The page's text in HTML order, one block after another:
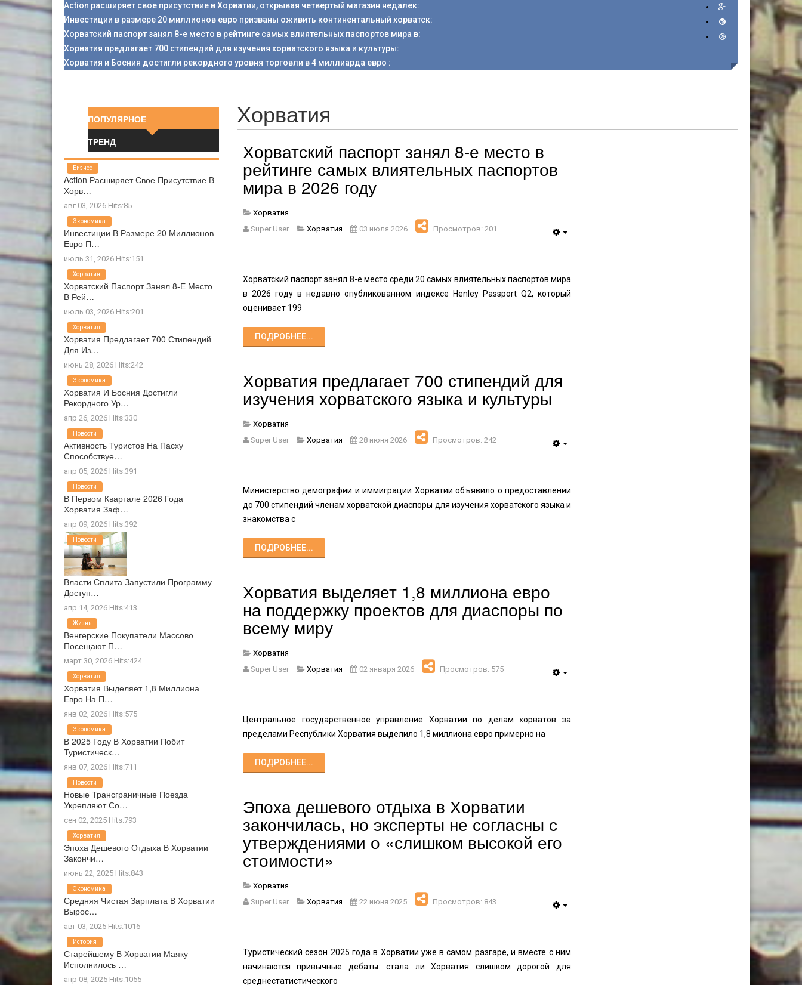
Action расширяет свое присутствие в Хорватии, открывая четвертый магазин недалек:
Инвестиции в размере 20 миллионов евро призваны оживить континентальный хорватск:
Хорватский паспорт занял 8-е место в рейтинге самых влиятельных паспортов мира в:
Хорватия предлагает 700 стипендий для изучения хорватского языка и культуры:
Хорватия и Босния достигли рекордного уровня торговли в 4 миллиарда евро :
Хорватия
Хорватский паспорт занял 8-е место в
рейтинге самых влиятельных паспортов
мира в 2026 году
Хорватия
Super User
Хорватия 03 июля 2026 Просмотров: 201
Хорватский паспорт занял 8-е место среди 20 самых влиятельных паспортов мира
в 2026 году в недавно опубликованном индексе Henley Passport Q2, который
оценивает 199
ПОДРОБНЕЕ...
Хорватия предлагает 700 стипендий для
изучения хорватского языка и культуры
Хорватия
Super User
Хорватия 28 июня 2026 Просмотров: 242
Министерство демографии и иммиграции Хорватии объявило о предоставлении
до 700 стипендий членам хорватской диаспоры для изучения хорватского языка и
знакомства с
ПОДРОБНЕЕ...
Хорватия выделяет 1,8 миллиона евро
на поддержку проектов для диаспоры по
всему миру
Хорватия
Super User
Хорватия 02 января 2026 Просмотров: 575
Центральное государственное управление Хорватии по делам хорватов за
пределами Республики Хорватия выделило 1,8 миллиона евро примерно на
ПОДРОБНЕЕ...
Эпоха дешевого отдыха в Хорватии
закончилась, но эксперты не согласны с
утверждениями о «слишком высокой его
стоимости»
Хорватия
Super User
Хорватия 22 июня 2025 Просмотров: 843
Туристический сезон 2025 года в Хорватии уже в самом разгаре, и вместе с ним
начинаются привычные дебаты: стала ли Хорватия слишком дорогой для
среднестатистического
ПОПУЛЯРНОЕ
ТРЕНД
Action Расширяет Свое Присутствие В
Хорв…
авг 03, 2026 Hits:85
Бизнес
Инвестиции В Размере 20 Миллионов
Евро П…
июль 31, 2026 Hits:151
Экономика
Хорватский Паспорт Занял 8-Е Место
В Рей…
июль 03, 2026 Hits:201
Хорватия
Хорватия Предлагает 700 Стипендий
Для Из…
июнь 28, 2026 Hits:242
Хорватия
Хорватия И Босния Достигли
Рекордного Ур…
апр 26, 2026 Hits:330
Экономика
Активность Туристов На Пасху
Способствуе…
апр 05, 2026 Hits:391
Новости
В Первом Квартале 2026 Года
Хорватия Заф…
апр 09, 2026 Hits:392
Новости
Власти Сплита Запустили Программу
Доступ…
апр 14, 2026 Hits:413
Новости
Венгерские Покупатели Массово
Посещают П…
март 30, 2026 Hits:424
Жизнь
Хорватия Выделяет 1,8 Миллиона
Евро На П…
янв 02, 2026 Hits:575
Хорватия
В 2025 Году В Хорватии Побит
Туристическ…
янв 07, 2026 Hits:711
Экономика
Новые Трансграничные Поезда
Укрепляют Со…
сен 02, 2025 Hits:793
Новости
Эпоха Дешевого Отдыха В Хорватии
Закончи…
июнь 22, 2025 Hits:843
Хорватия
Средняя Чистая Зарплата В Хорватии
Вырос…
авг 03, 2025 Hits:1016
Экономика
Старейшему В Хорватии Маяку
Исполнилось …
апр 08, 2025 Hits:1055
История